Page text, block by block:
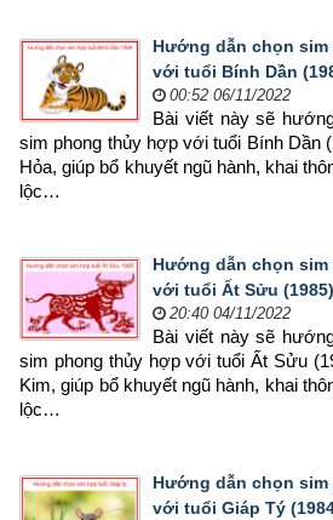
Hướng dẫn chọn
với tuổi Bính Dần
00:52 06/11/2022
Bài viết này sẽ
sim phong thủy hợp với tuổi Bính Dần
Hỏa, giúp bổ khuyết ngũ hành, khai
lộc…
Hướng dẫn chọn
với tuổi Ất Sửu
20:40 04/11/2022
Bài viết này sẽ
sim phong thủy hợp với tuổi Ất Sửu
Kim, giúp bổ khuyết ngũ hành, khai
lộc…
Hướng dẫn chọn
với tuổi Giáp Tý